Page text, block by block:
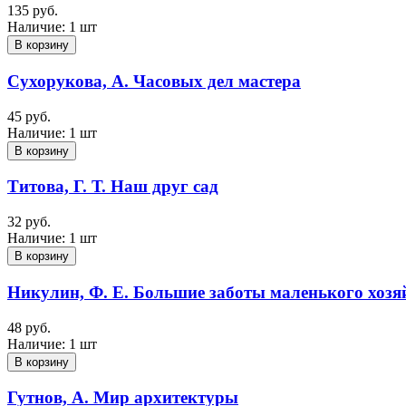
135 руб.
Наличие: 1 шт
В корзину
Сухорукова, А. Часовых дел мастера
45 руб.
Наличие: 1 шт
В корзину
Титова, Г. Т. Наш друг сад
32 руб.
Наличие: 1 шт
В корзину
Никулин, Ф. Е. Большие заботы маленького
48 руб.
Наличие: 1 шт
В корзину
Гутнов, А. Мир архитектуры